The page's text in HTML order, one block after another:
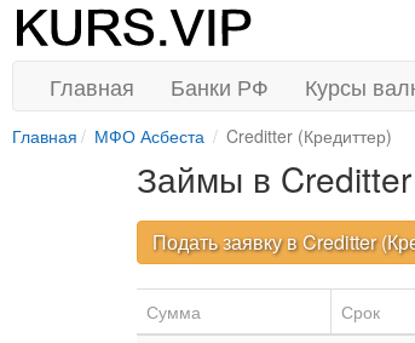
Главная Банки РФ Курсы
Главная МФО Асбеста Creditter (Кредиттер)
Займы в
Подать заявку в Creditter
Сумма Срок